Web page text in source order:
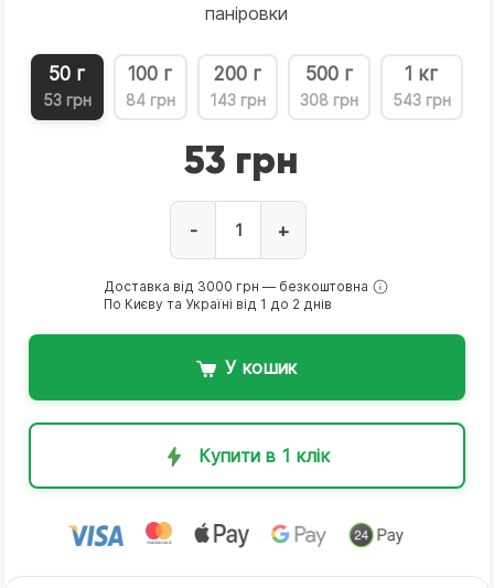
паніровки
50 г
53 грн
100 г
84 грн
200 г
143 грн
500 г
308 грн
1 кг
543 грн
53 грн
- +
Доставка від 3000 грн — безкоштовна
По Києву та Україні від 1 до 2 днів
У кошик
Купити в 1 клік